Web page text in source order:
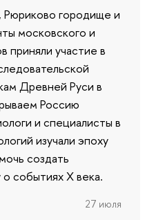
Рюриково городище и
московского и
приняли участие в
Древней Руси в
Россию
и специалисты в
изучали эпоху
создать
событиях X века.
27 июля